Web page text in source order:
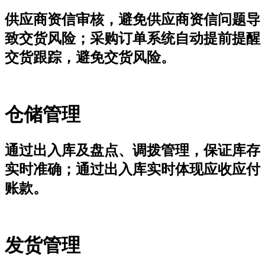
供应商资信审核，避免供应商资信问题导
致交货风险；采购订单系统自动提前提醒
交货跟踪，避免交货风险。
仓储管理
通过出入库及盘点、调拨管理，保证库存
实时准确；通过出入库实时体现应收应付
账款。
发货管理